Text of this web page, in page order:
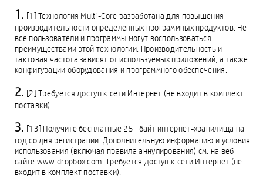
[1] Технология Multi-Core разработана для повышения
производительности определенных программных продуктов. Не
все пользователи и программы могут воспользоваться
преимуществами этой технологии. Производительность и
тактовая частота зависят от используемых приложений, а также
конфигурации оборудования и программного обеспечения.
[2] Требуется доступ к сети Интернет (не входит в комплект
поставки).
[13] Получите бесплатные 25 Гбайт интернет-хранилища на
год со дня регистрации. Дополнительную информацию и условия
использования (включая правила аннулирования) см. на веб-
сайте www.dropbox.com. Требуется доступ к сети Интернет (не
входит в комплект поставки).